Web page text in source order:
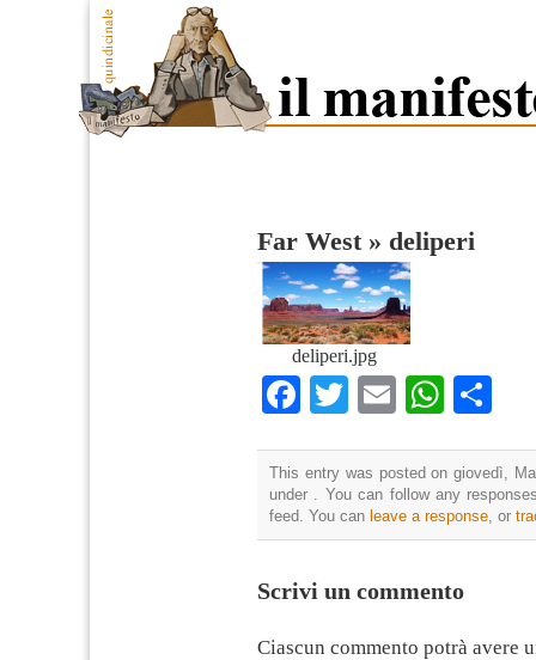
Far West» deliperi
deliperi.jpg
Facebook
Twitter
Email
This entry was posted on giovedì,
under . You can follow any
feed. You can leave a response , or
Scrivi un commento
Ciascun commento potrà avere